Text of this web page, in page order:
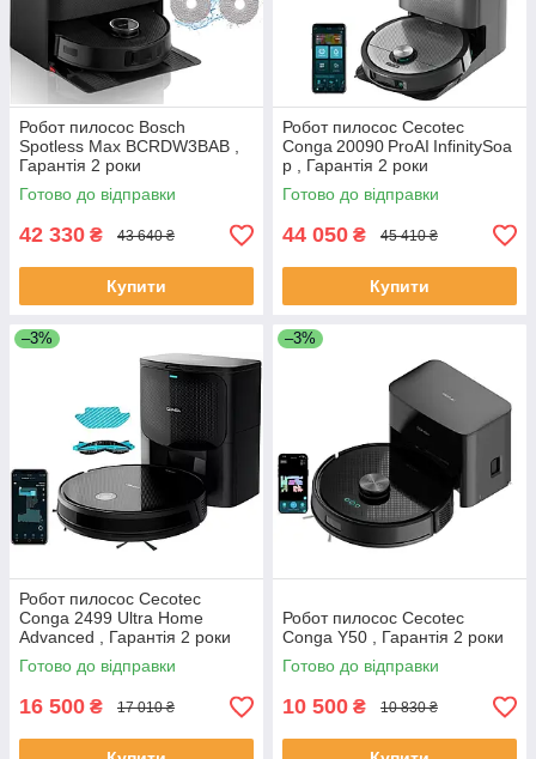
Робот пилосос Bosch
Spotless Max BCRDW3BAB ,
Гарантія 2 роки
Готово до відправки
42 330 ₴ 43 640 ₴
Купити
Робот пилосос Cecotec
Conga 20090 ProAI InfinitySoa
p , Гарантія 2 роки
Готово до відправки
44 050 ₴ 45 410 ₴
Купити
–3%
Робот пилосос Cecotec
Conga 2499 Ultra Home
Advanced , Гарантія 2 роки
Готово до відправки
16 500 ₴ 17 010 ₴
–3%
Робот пилосос Cecotec
Conga Y50 , Гарантія 2 роки
Готово до відправки
10 500 ₴ 10 830 ₴